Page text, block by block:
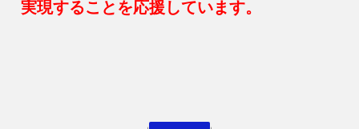
実現することを応援しています。